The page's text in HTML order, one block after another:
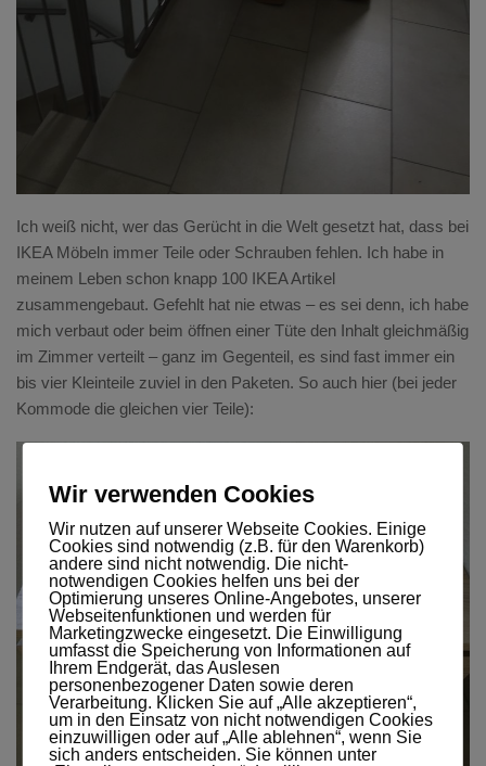
Ich weiß nicht, wer das Gerücht in die Welt gesetzt hat, dass bei
IKEA Möbeln immer Teile oder Schrauben fehlen. Ich habe in
meinem Leben schon knapp 100 IKEA Artikel
zusammengebaut. Gefehlt hat nie etwas – es sei denn, ich habe
mich verbaut oder beim öffnen einer Tüte den Inhalt gleichmäßig
im Zimmer verteilt – ganz im Gegenteil, es sind fast immer ein
bis vier Kleinteile zuviel in den Paketen. So auch hier (bei jeder
Kommode die gleichen vier Teile):
Wir verwenden Cookies
Wir nutzen auf unserer Webseite Cookies. Einige
Cookies sind notwendig (z.B. für den Warenkorb)
andere sind nicht notwendig. Die nicht-
notwendigen Cookies helfen uns bei der
Optimierung unseres Online-Angebotes, unserer
Webseitenfunktionen und werden für
Marketingzwecke eingesetzt. Die Einwilligung
umfasst die Speicherung von Informationen auf
Ihrem Endgerät, das Auslesen
personenbezogener Daten sowie deren
Verarbeitung. Klicken Sie auf „Alle akzeptieren“,
um in den Einsatz von nicht notwendigen Cookies
einzuwilligen oder auf „Alle ablehnen“, wenn Sie
sich anders entscheiden. Sie können unter